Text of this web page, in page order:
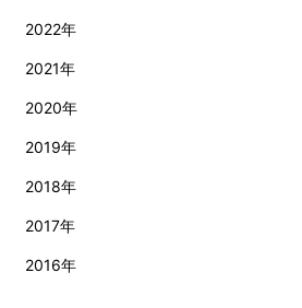
2022年
2021年
2020年
2019年
2018年
2017年
2016年